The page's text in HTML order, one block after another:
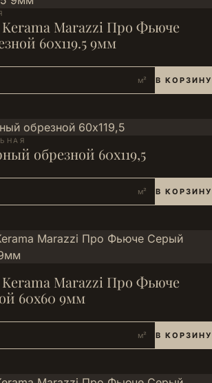
Marazzi Про Фьюче
60x119.5 9мм
м² В КОРЗИНУ
обрезной 60х119,5
м² В КОРЗИНУ
Marazzi Про Фьюче
60x60 9мм
м² В КОРЗИНУ